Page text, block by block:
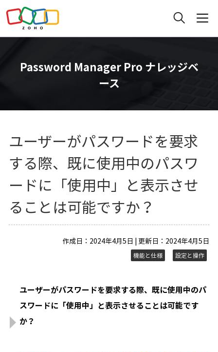
Password Manager Pro ナレッジベ
ース
ユーザーがパスワードを要求
する際、既に使用中のパスワ
ードに「使用中」と表示させ
ることは可能ですか？
作成日：2024年4月5日 | 更新日：2024年4月5日
機能と仕様 設定と操作
ユーザーがパスワードを要求する際、既に使用中のパ
スワードに「使用中」と表示させることは可能です
か？